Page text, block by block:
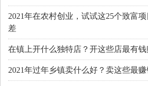
2021年在农村创业，试试这25个致富
差
在镇上开什么独特店？开这些店最有钱
2021年过年乡镇卖什么好？卖这些最赚